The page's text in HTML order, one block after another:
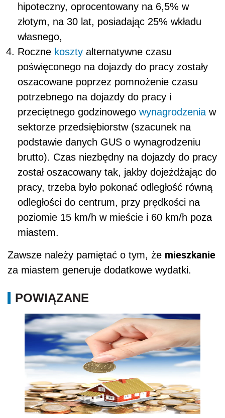
hipoteczny, oprocentowany na 6,5% w
złotym, na 30 lat, posiadając 25% wkładu
własnego,
Roczne koszty alternatywne czasu
poświęconego na dojazdy do pracy zostały
oszacowane poprzez pomnożenie czasu
potrzebnego na dojazdy do pracy i
przeciętnego godzinowego wynagrodzenia w
sektorze przedsiębiorstw (szacunek na
podstawie danych GUS o wynagrodzeniu
brutto). Czas niezbędny na dojazdy do pracy
został oszacowany tak, jakby dojeżdżając do
pracy, trzeba było pokonać odległość równą
odległości do centrum, przy prędkości na
poziomie 15 km/h w mieście i 60 km/h poza
miastem.
Zawsze należy pamiętać o tym, że mieszkanie
za miastem generuje dodatkowe wydatki.
POWIĄZANE